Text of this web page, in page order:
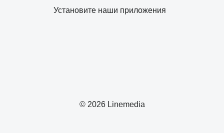
© 2026 Linemedia
Установите наши приложения